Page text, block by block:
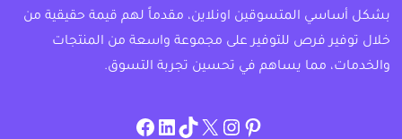
بشكل أساسي المتسوقين اونلاين، مقدماً لهم قيمة حقيقية من
خلال توفير فرص للتوفير على مجموعة واسعة من المنتجات
والخدمات، مما يساهم في تحسين تجربة التسوق.
pinterest
allcouponat
twitter
TikTok
linkedin
facebook